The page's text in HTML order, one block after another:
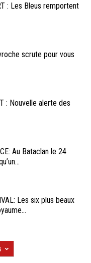
: Les Bleus remportent
scrute pour vous
: Nouvelle alerte des
Au Bataclan le 24
Les six plus beaux